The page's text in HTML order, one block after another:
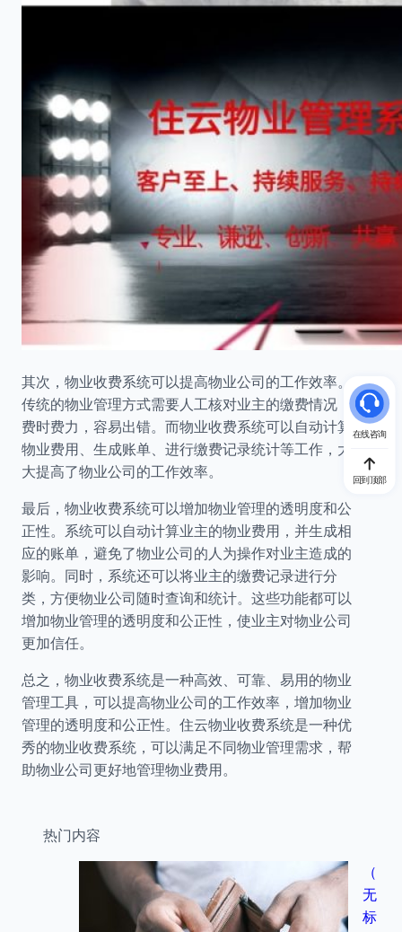
其次，物业收费系统可以提高物业公司的工作效率。
传统的物业管理方式需要人工核对业主的缴费情况，
费时费力，容易出错。而物业收费系统可以自动计算
物业费用、生成账单、进行缴费记录统计等工作，大
大提高了物业公司的工作效率。
最后，物业收费系统可以增加物业管理的透明度和公
正性。系统可以自动计算业主的物业费用，并生成相
应的账单，避免了物业公司的人为操作对业主造成的
影响。同时，系统还可以将业主的缴费记录进行分
类，方便物业公司随时查询和统计。这些功能都可以
增加物业管理的透明度和公正性，使业主对物业公司
更加信任。
总之，物业收费系统是一种高效、可靠、易用的物业
管理工具，可以提高物业公司的工作效率，增加物业
管理的透明度和公正性。住云物业收费系统是一种优
秀的物业收费系统，可以满足不同物业管理需求，帮
助物业公司更好地管理物业费用。
热门内容
（
无
标
在线咨询
回到顶部